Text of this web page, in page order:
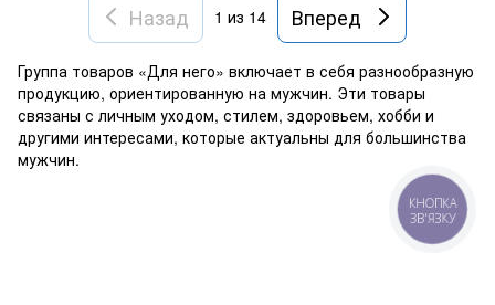
Назад 1 из 14 Вперед
Группа товаров «Для него» включает в себя разнообразную
продукцию, ориентированную на мужчин. Эти товары
связаны с личным уходом, стилем, здоровьем, хобби и
другими интересами, которые актуальны для большинства
мужчин.
КНОПКА
ЗВ'ЯЗКУ